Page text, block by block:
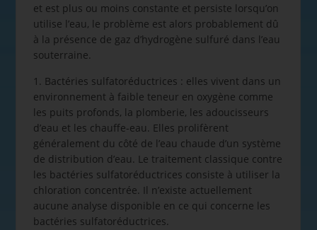
et est plus ou moins constante et persiste lorsqu’on
utilise l’eau, le problème est alors probablement dû
à la présence de gaz d’hydrogène sulfuré dans l’eau
souterraine.
1. Bactéries sulfatoréductrices : elles vivent dans un
environnement à faible teneur en oxygène comme
les puits profonds, la plomberie, les adoucisseurs
d’eau et les chauffe-eau. Elles prolifèrent
généralement du côté de l’eau chaude d’un système
de distribution d’eau. Le traitement classique contre
les bactéries sulfatoréductrices consiste à utiliser la
chloration concentrée. Il n’existe actuellement
aucune analyse disponible en ce qui concerne les
bactéries sulfatoréductrices.